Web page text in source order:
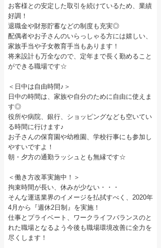
お客様との安定した取引を続けているため、業績
好調！
退職金や財形貯蓄などの制度も充実◎
配偶者やお子さんのいらっしゃる方には嬉しい、
家族手当や子女教育手当もあります！
将来設計も万全なので、定年まで長く勤めること
ができる職場です☆
＜日中は自由時間♪＞
日中の時間は、家族や自分のために自由に使えま
す◎
役所や病院、銀行、ショッピングなども空いてい
る時間に行けます♪
お子さんの保育園や幼稚園、学校行事にも参加し
やすいですよ！
朝・夕方の通勤ラッシュとも無縁です☆
＜働き方改革実施中！＞
拘束時間が長い、休みが少ない・・・
そんな運送業界のイメージを払拭すべく、2020年
4月から『週休2日制』を実施！
仕事とプライベート、ワークライフバランスのと
れた職場となるよう今後も職場環境改善に全力を
尽くします！